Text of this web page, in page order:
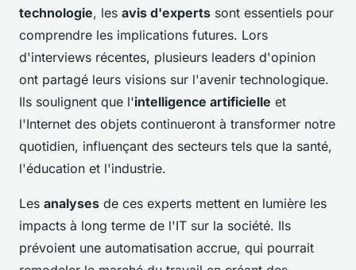
technologie, les avis d'experts sont essentiels pour
comprendre les implications futures. Lors
d'interviews récentes, plusieurs leaders d'opinion
ont partagé leurs visions sur l'avenir technologique.
Ils soulignent que l'intelligence artificielle et
l'Internet des objets continueront à transformer notre
quotidien, influençant des secteurs tels que la santé,
l'éducation et l'industrie.
Les analyses de ces experts mettent en lumière les
impacts à long terme de l'IT sur la société. Ils
prévoient une automatisation accrue, qui pourrait